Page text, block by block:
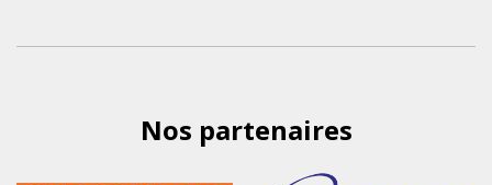
Nos partenaires